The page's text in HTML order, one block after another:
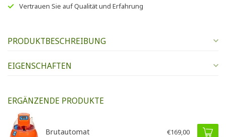
Vertrauen Sie aufQualität und Erfahrung
PRODUKTBESCHREIBUNG
EIGENSCHAFTEN
ERGÄNZENDE PRODUKTE
Brutautomat €169,00